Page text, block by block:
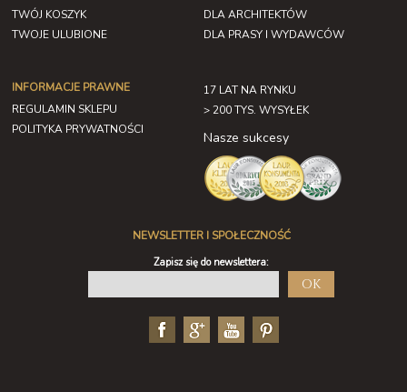
TWÓJ KOSZYK
TWOJE ULUBIONE
INFORMACJE PRAWNE
REGULAMIN SKLEPU
POLITYKA PRYWATNOŚCI
DLA ARCHITEKTÓW
DLA PRASY I WYDAWCÓW
17 LAT NA RYNKU
> 200 TYS. WYSYŁEK
Nasze sukcesy
NEWSLETTER I SPOŁECZNOŚĆ
Zapisz się do newslettera:
OK